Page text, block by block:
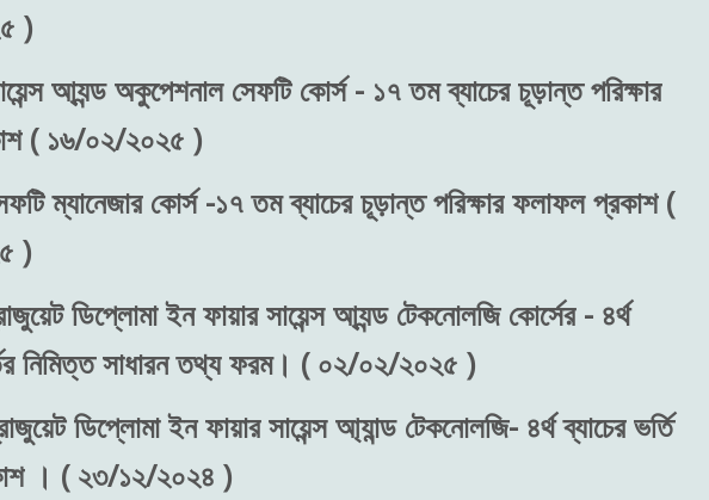
)
আ্যন্ড অকুপেশনাল সেফটি কোর্স - ১৭ তম ব্যাচের চূড়ান্ত পরিক্ষার
( ১৬/০২/২০২৫ )
ম্যানেজার কোর্স -১৭ তম ব্যাচের চূড়ান্ত পরিক্ষার ফলাফল প্রকাশ (
)
ডিপ্লোমা ইন ফায়ার সায়েন্স আ্যন্ড টেকনোলজি কোর্সের - ৪র্থ
নিমিত্ত সাধারন তথ্য ফরম। ( ০২/০২/২০২৫ )
ডিপ্লোমা ইন ফায়ার সায়েন্স আ্যান্ড টেকনোলজি- ৪র্থ ব্যাচের ভর্তি
। ( ২৩/১২/২০২৪ )